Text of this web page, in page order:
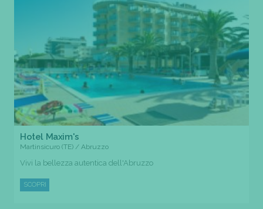
Hotel Maxim's
Martinsicuro (TE) / Abruzzo
Vivi la bellezza autentica dell'Abruzzo
SCOPRI